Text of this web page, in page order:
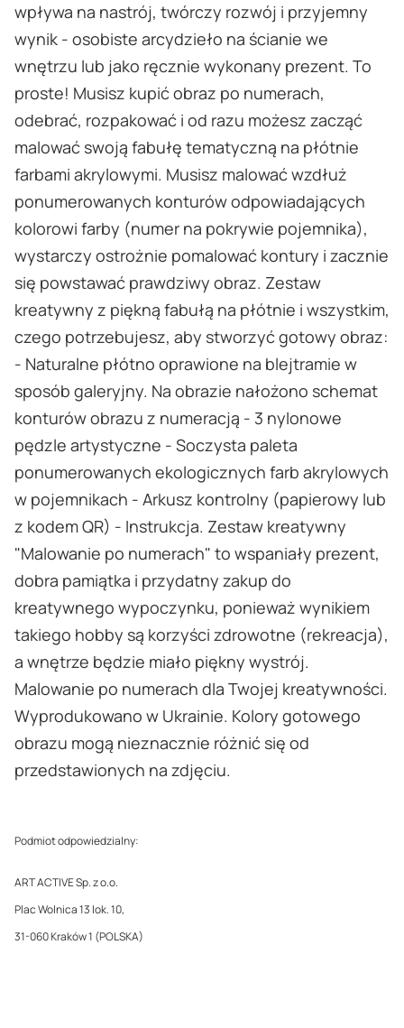
wpływa na nastrój, twórczy rozwój i przyjemny
wynik - osobiste arcydzieło na ścianie we
wnętrzu lub jako ręcznie wykonany prezent. To
proste! Musisz kupić obraz po numerach,
odebrać, rozpakować i od razu możesz zacząć
malować swoją fabułę tematyczną na płótnie
farbami akrylowymi. Musisz malować wzdłuż
ponumerowanych konturów odpowiadających
kolorowi farby (numer na pokrywie pojemnika),
wystarczy ostrożnie pomalować kontury i zacznie
się powstawać prawdziwy obraz. Zestaw
kreatywny z piękną fabułą na płótnie i wszystkim,
czego potrzebujesz, aby stworzyć gotowy obraz:
- Naturalne płótno oprawione na blejtramie w
sposób galeryjny. Na obrazie nałożono schemat
konturów obrazu z numeracją - 3 nylonowe
pędzle artystyczne - Soczysta paleta
ponumerowanych ekologicznych farb akrylowych
w pojemnikach - Arkusz kontrolny (papierowy lub
z kodem QR) - Instrukcja. Zestaw kreatywny
"Malowanie po numerach" to wspaniały prezent,
dobra pamiątka i przydatny zakup do
kreatywnego wypoczynku, ponieważ wynikiem
takiego hobby są korzyści zdrowotne (rekreacja),
a wnętrze będzie miało piękny wystrój.
Malowanie po numerach dla Twojej kreatywności.
Wyprodukowano w Ukrainie. Kolory gotowego
obrazu mogą nieznacznie różnić się od
przedstawionych na zdjęciu.
Podmiot odpowiedzialny:
ART ACTIVE Sp. z o.o.
Plac Wolnica 13 lok. 10,
31-060 Kraków 1 (POLSKA)